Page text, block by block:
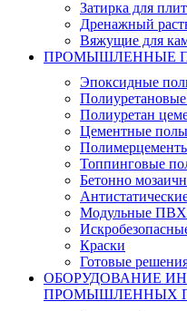
Затирка для
Дренажный
Вяжущие для
ПРОМЫШЛЕННЫЕ
Эпоксидные
Полиуретан
Цементные полы
Топпинговые
Бетонно
Модульные ПВХ
Краски
Готовые
ОБОРУДОВАНИЕ
ПРОМЫШЛЕННЫХ